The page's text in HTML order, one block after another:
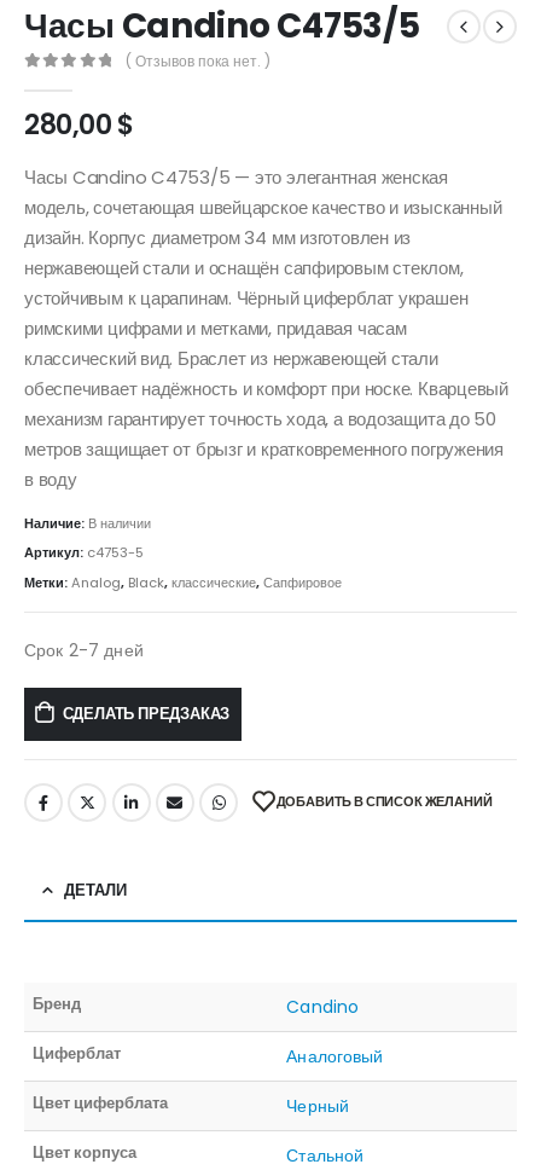
Часы Candino C4753/5
( Отзывов пока нет. )
280,00$
Часы Candino C4753/5 — это элегантная женская
модель, сочетающая швейцарское качество и изысканный
дизайн. Корпус диаметром 34 мм изготовлен из
нержавеющей стали и оснащён сапфировым стеклом,
устойчивым к царапинам. Чёрный циферблат украшен
римскими цифрами и метками, придавая часам
классический вид. Браслет из нержавеющей стали
обеспечивает надёжность и комфорт при носке. Кварцевый
механизм гарантирует точность хода, а водозащита до 50
метров защищает от брызг и кратковременного погружения
в воду
Наличие: В наличии
Артикул: c4753-5
Метки:Analog, Black,классические,Сапфировое
Срок 2-7 дней
СДЕЛАТЬ ПРЕДЗАКАЗ
ДОБАВИТЬ В СПИСОК ЖЕЛАНИЙ
ДЕТАЛИ
Бренд Candino
Циферблат Аналоговый
Цвет циферблата Черный
Цвет корпуса Стальной